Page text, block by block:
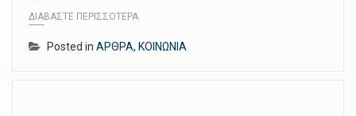
ΔΙΑΒΆΣΤΕ ΠΕΡΙΣΣΌΤΕΡΑ
Posted in ΑΡΘΡΑ, ΚΟΙΝΩΝΙΑ